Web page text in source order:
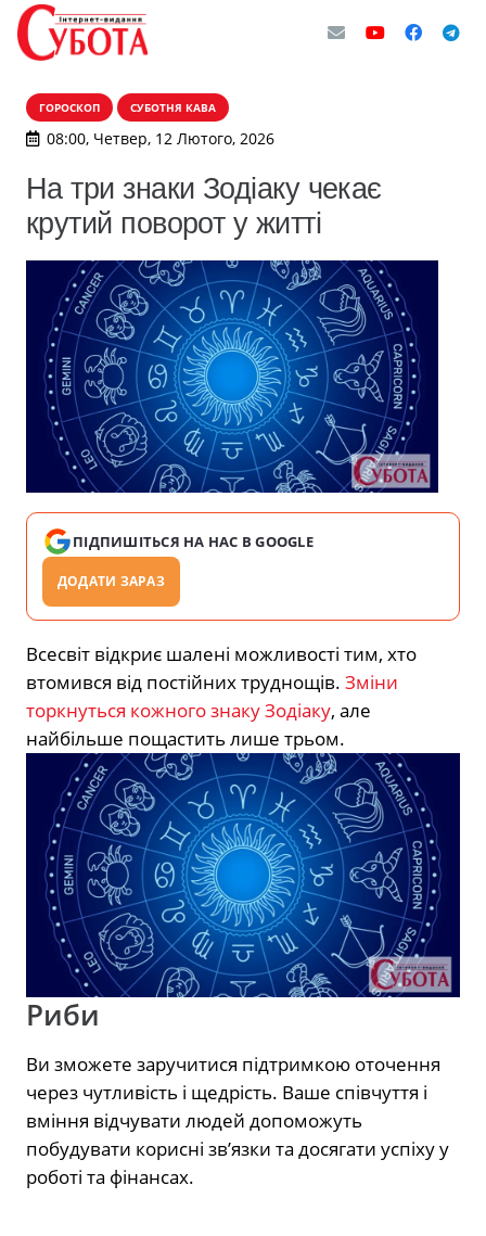
ГОРОСКОП СУБОТНЯ КАВА
08:00, Четвер, 12 Лютого, 2026
На три знаки Зодіаку чекає
крутий поворот у житті
ПІДПИШІТЬСЯ НА НАС В GOOGLE
ДОДАТИ ЗАРАЗ
Всесвіт відкриє шалені можливості тим, хто
втомився від постійних труднощів. Зміни
торкнуться кожного знаку Зодіаку, але
найбільше пощастить лише трьом.
Риби
Ви зможете заручитися підтримкою оточення
через чутливість і щедрість. Ваше співчуття і
вміння відчувати людей допоможуть
побудувати корисні зв’язки та досягати успіху у
роботі та фінансах.